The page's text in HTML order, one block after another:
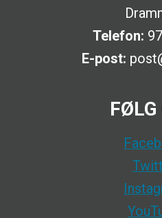
Telefon:
E-post:
FØLG